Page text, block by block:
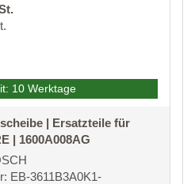
10 Werktage
| Ersatzteile für
| 1600A008AG
EB-3611B3A0K1-